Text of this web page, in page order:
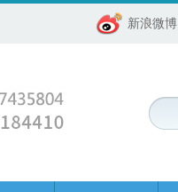
新浪微博